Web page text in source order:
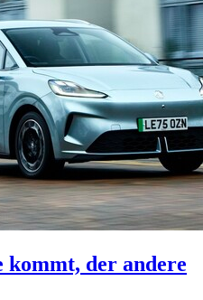
kommt, der andere